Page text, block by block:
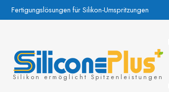
Fertigungslösungen für Silikon-Umspritzungen
Silikon ermöglicht Spitzenleistungen